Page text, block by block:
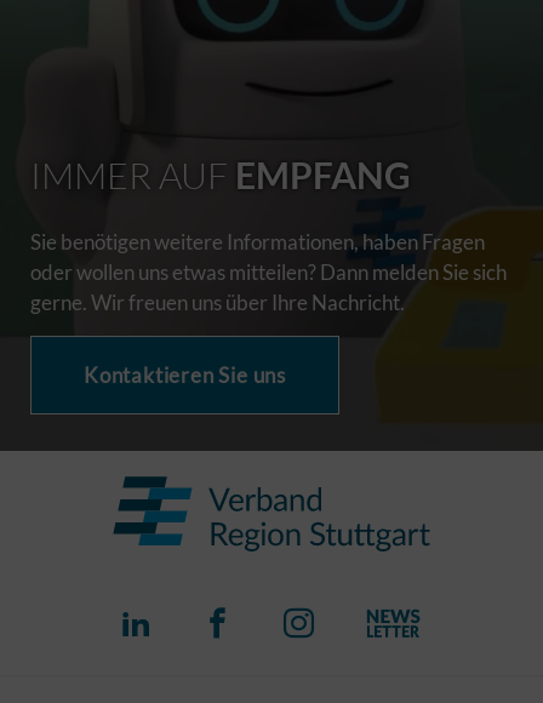
IMMER AUF EMPFANG
Sie benötigen weitere Informationen, haben Fragen
oder wollen uns etwas mitteilen? Dann melden Sie sich
gerne. Wir freuen uns über Ihre Nachricht.
Kontaktieren Sie uns